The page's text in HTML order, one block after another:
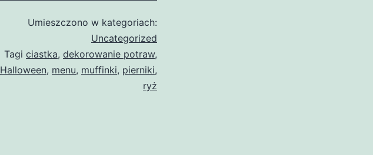
Umieszczono w kategoriach:
Uncategorized
Tagi ciastka, dekorowanie potraw,
Halloween, menu, muffinki, pierniki,
ryż